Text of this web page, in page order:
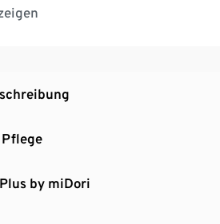
Nähte
Material mit der Faser
by miDori